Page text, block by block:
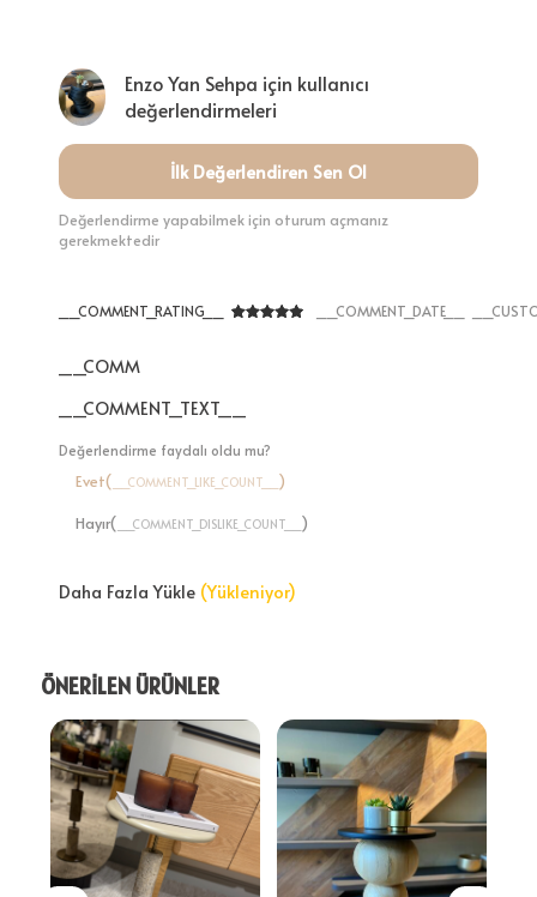
Enzo Yan Sehpa için kullanıcı
değerlendirmeleri
İlk Değerlendiren Sen Ol
Değerlendirme yapabilmek için oturum açmanız
gerekmektedir
__COMMENT_RATING__ __COMMENT_DATE__
__COMMENT_THUMBNAIL_IMG__
__COMMENT_TEXT__
Değerlendirme faydalı oldu mu?
Evet( __COMMENT_LIKE_COUNT__ )
Hayır( __COMMENT_DISLIKE_COUNT__ )
Daha Fazla Yükle (Yükleniyor)
ÖNERİLEN ÜRÜNLER